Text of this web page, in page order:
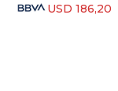
USD 186,20